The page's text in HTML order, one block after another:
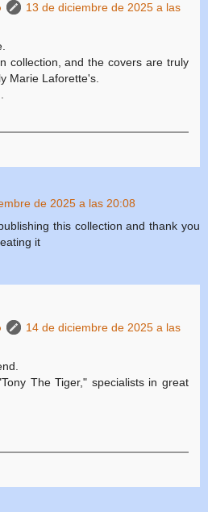
13 de diciembre de 2025 a las
collection, and the covers are truly
Marie Laforette's.
de 2025 a las 20:08
this collection and thank you
it
14 de diciembre de 2025 a las
The Tiger," specialists in great